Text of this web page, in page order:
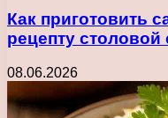
Как приготовить
рецепту
08.06.2026